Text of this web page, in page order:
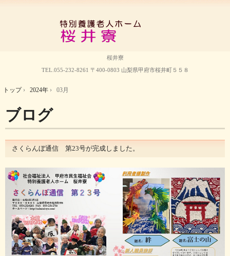
桜井寮
TEL. 055-232-8261 〒400-0803 山梨県甲府市桜井町５５８
トップ› 2024年 › 03月
ブログ
さくらんぼ通信 第23号が完成しました。